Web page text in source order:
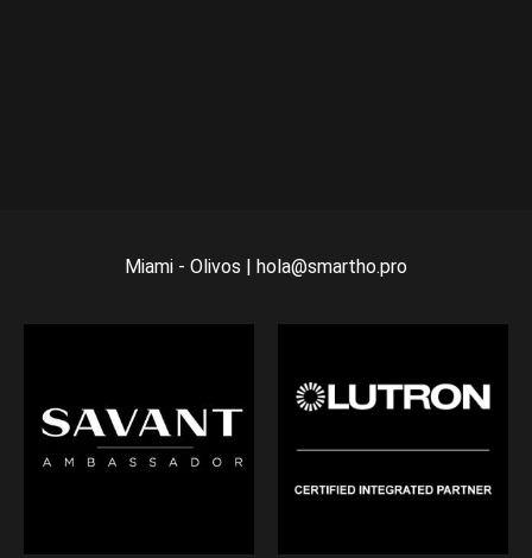
Miami - Olivos | hola@smartho.pro